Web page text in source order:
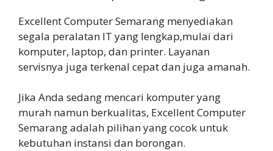
Excellent Computer Semarang menyediakan
segala peralatan IT yang lengkap,mulai dari
komputer, laptop, dan printer. Layanan
servisnya juga terkenal cepat dan juga amanah.
Jika Anda sedang mencari komputer yang
murah namun berkualitas, Excellent Computer
Semarang adalah pilihan yang cocok untuk
kebutuhan instansi dan borongan.